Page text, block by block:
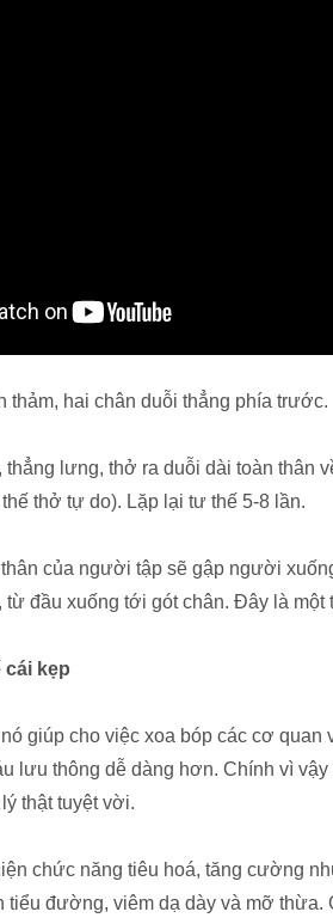
thảm, hai chân duỗi thẳng phía trước.
thẳng lưng, thở ra duỗi dài toàn thân
thở tự do). Lặp lại tư thế 5-8 lần.
của người tập sẽ gập người
đầu xuống tới gót chân. Đây là
cái kẹp
giúp cho việc xoa bóp các cơ
lưu thông dễ dàng hơn. Chính vì
thật tuyệt vời.
chức năng tiêu hoá, tăng cường
tiểu đường, viêm dạ dày và mỡ